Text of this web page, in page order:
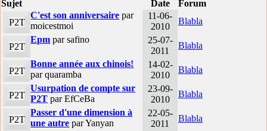
Sujet Date
Forum
P2T
C'est son anniversaire par
moicestmoi
11-06-
2010
Blabla
P2T
Epm par safino
25-07-
2011
Blabla
P2T
Bonne année aux chinois!
par quaramba
14-02-
2010
Blabla
P2T
Usurpation de compte sur
P2T par EfCeBa
23-09-
2010
Blabla
P2T
Passer d'une dimension à
une autre par Yanyan
22-05-
2011
Blabla